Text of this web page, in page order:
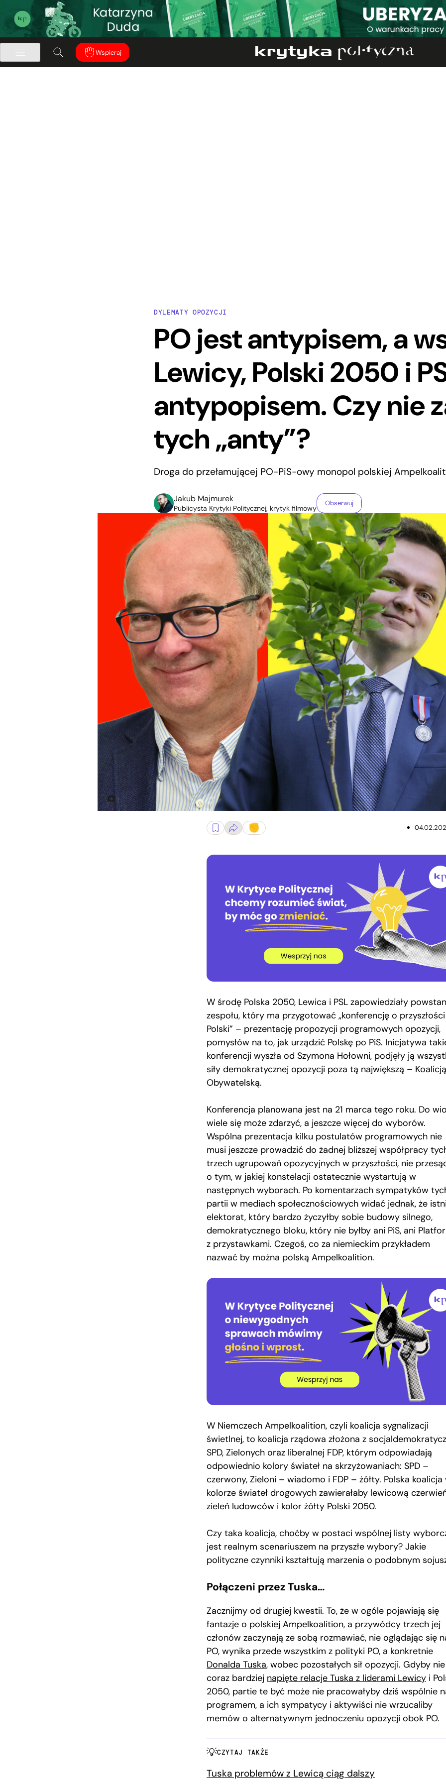
Wspieraj
DYLEMATY OPOZYCJI
PO jest antypisem, a
Lewicy, Polski 2050 i
antypopisem. Czy nie
tych „anty”?
Droga do przełamującej PO-PiS-owy monopol polskiej
Jakub Majmurek
Publicysta Krytyki Politycznej, krytyk filmowy
Obserwuj
Fot. Monika Bryk, Adrian Grycuk, Jakub Szafrański, ed. KP
W środę Polska 2050, Lewica i PSL zapowiedziały
zespołu, który ma przygotować „konferencję o przyszłości
Polski” – prezentację propozycji programowych opozycji,
pomysłów na to, jak urządzić Polskę po PiS. Inicjatywa
konferencji wyszła od Szymona Hołowni, podjęły ją
siły demokratycznej opozycji poza tą największą – Koalicją
Obywatelską.
Konferencja planowana jest na 21 marca tego roku. Do
wiele się może zdarzyć, a jeszcze więcej do wyborów.
Wspólna prezentacja kilku postulatów programowych nie
musi jeszcze prowadzić do żadnej bliższej współpracy
trzech ugrupowań opozycyjnych w przyszłości, nie
o tym, w jakiej konstelacji ostatecznie wystartują w
następnych wyborach. Po komentarzach sympatyków
partii w mediach społecznościowych widać jednak, że
elektorat, który bardzo życzyłby sobie budowy silnego,
demokratycznego bloku, który nie byłby ani PiS, ani
z przystawkami. Czegoś, co za niemieckim przykładem
nazwać by można polską Ampelkoalition.
W Niemczech Ampelkoalition, czyli koalicja sygnalizacji
świetlnej, to koalicja rządowa złożona z
SPD, Zielonych oraz liberalnej FDP, którym odpowiadają
odpowiednio kolory świateł na skrzyżowaniach: SPD –
czerwony, Zieloni – wiadomo i FDP – żółty. Polska koalicja
kolorze świateł drogowych zawierałaby lewicową
zieleń ludowców i kolor żółty Polski 2050.
Czy taka koalicja, choćby w postaci wspólnej listy
jest realnym scenariuszem na przyszłe wybory? Jakie
polityczne czynniki kształtują marzenia o podobnym
Połączeni przez Tuska…
Zacznijmy od drugiej kwestii. To, że w ogóle pojawiają się
fantazje o polskiej Ampelkoalition, a przywódcy trzech jej
członów zaczynają ze sobą rozmawiać, nie oglądając się
PO, wynika przede wszystkim z polityki PO, a konkretnie
Donalda Tuska, wobec pozostałych sił opozycji. Gdyby nie
coraz bardziej napięte relacje Tuska z liderami Lewicy i
2050, partie te być może nie pracowałyby dziś wspólnie
programem, a ich sympatycy i aktywiści nie wrzucaliby
memów o alternatywnym jednoczeniu opozycji obok PO.
CZYTAJ TAKŻE
Tuska problemów z Lewicą ciąg dalszy